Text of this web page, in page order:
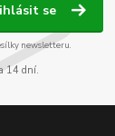
se
newsletteru.
14 dní.